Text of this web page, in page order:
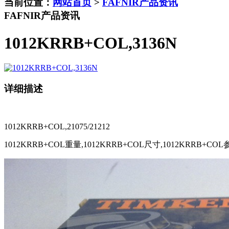
当前位置： 网站首页 > FAFNIR产品资讯
FAFNIR产品资讯
1012KRRB+COL,3136N
详细描述
1012KRRB+COL,21075/21212
1012KRRB+COL重量,1012KRRB+COL尺寸,1012KRRB+COL